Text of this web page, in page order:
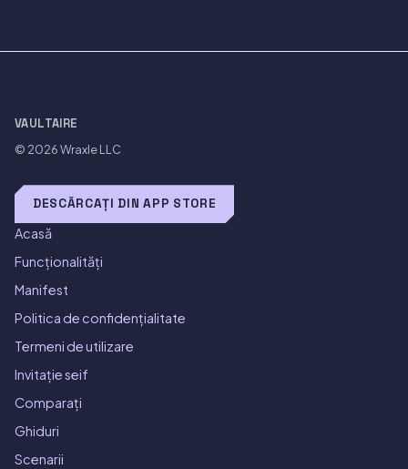
VAULTAIRE
© 2026Wraxle LLC
DESCĂRCAȚI DIN APP STORE
Acasă
Funcționalități
Manifest
Politica de confidențialitate
Termeni de utilizare
Invitație seif
Comparați
Ghiduri
Scenarii